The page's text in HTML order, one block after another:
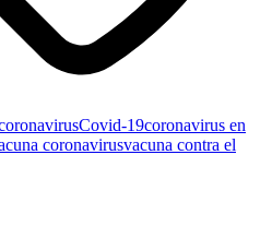
Covid-19coronavirus en
coronavirusvacuna contra el